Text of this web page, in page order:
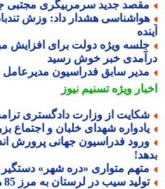
جدید سرمربیگری مجتبی
ویژه دولت برای افزایش مبلغ
خبر خوش رسید
سابق فدراسیون مدیرعامل
ویژهتسنیم نیوز
از وزارت دادگستری ترامپ
شهدای خلبان و اجتماع
فدراسیون جهانی پرورش اندام
متواری «دره شهر» دستگیر شد
سیب در لرستان به مرز 85 هزار تن رسید